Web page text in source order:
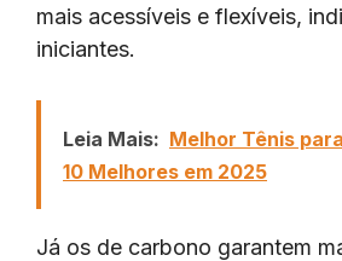
mais acessíveis e flexíveis,
iniciantes.
Leia Mais: Melhor Tênis
10 Melhores em 2025
Já os de carbono garantem